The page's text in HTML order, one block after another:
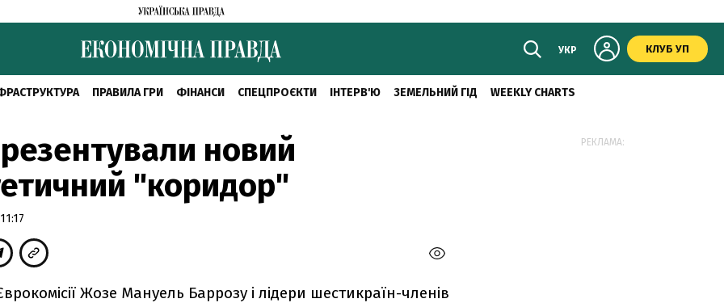
УКР КЛУБ УП
ПРАВИЛА ГРИ ФІНАНСИ СПЕЦПРОЄКТИ ІНТЕРВ'Ю ЗЕМЕЛЬНИЙ ГІД WEEKLY CHARTS
новий
"коридор"
Жозе Мануель Баррозу і лідери шестикраїн-членів
РЕКЛАМА: